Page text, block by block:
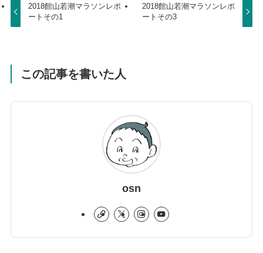
2018館山若潮マラソンレポ
ートその1
2018館山若潮マラソンレポ
ートその3
この記事を書いた人
osn